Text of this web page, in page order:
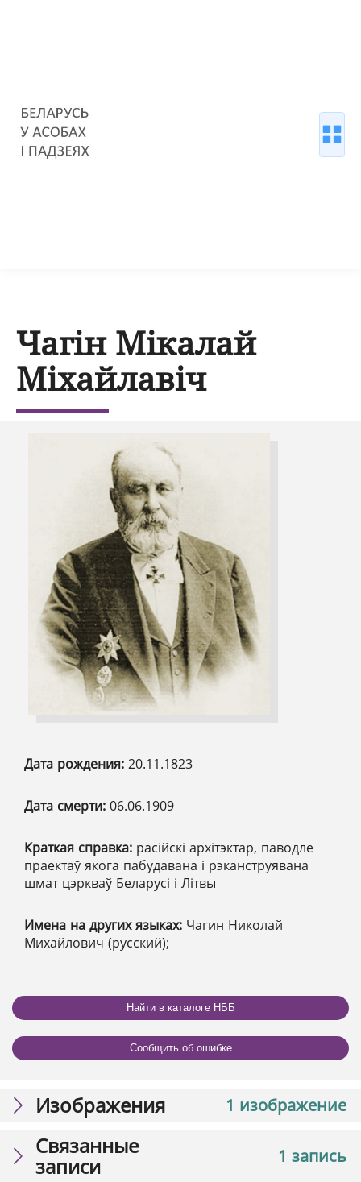
Чагін Мікалай
Міхайлавіч
Дата рождения: 20.11.1823
Дата смерти: 06.06.1909
Краткая справка: расійскі архітэктар, паводле
праектаў якога пабудавана і рэканструявана
шмат цэркваў Беларусі і Літвы
Имена на других языках: Чагин Николай
Михайлович (русский);
Найти в каталоге НББ
Сообщить об ошибке
1 изображение
Изображения
1 запись
Связанные
записи